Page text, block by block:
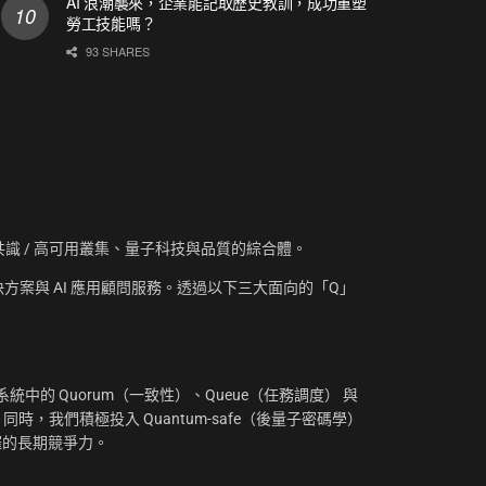
勞工技能嗎？
93 SHARES
/ 高可用叢集、量子科技與品質的綜合體。
案與 AI 應用顧問服務。透過以下三大面向的「Q」
中的 Quorum（一致性）、Queue（任務調度） 與
時，我們積極投入 Quantum-safe（後量子密碼學）
長期競爭力。